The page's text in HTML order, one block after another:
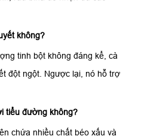
không?
tinh bột không đáng kể, cà
đột ngột. Ngược lại, nó hỗ trợ
tiểu đường không?
chứa nhiều chất béo xấu và